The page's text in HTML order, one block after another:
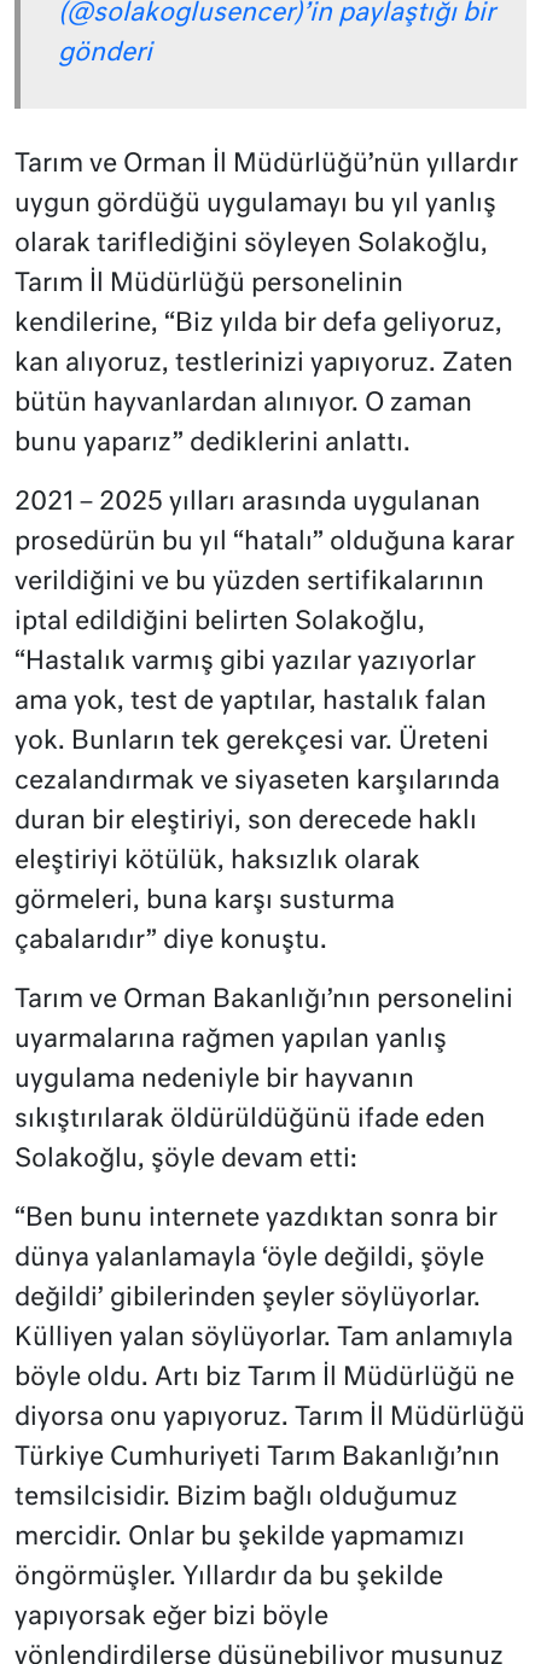
(@solakoglusencer)’in paylaştığı bir
gönderi
Tarım ve Orman İl Müdürlüğü’nün yıllardır
uygun gördüğü uygulamayı bu yıl yanlış
olarak tariflediğini söyleyen Solakoğlu,
Tarım İl Müdürlüğü personelinin
kendilerine, “Biz yılda bir defa geliyoruz,
kan alıyoruz, testlerinizi yapıyoruz. Zaten
bütün hayvanlardan alınıyor. O zaman
bunu yaparız” dediklerini anlattı.
2021 – 2025 yılları arasında uygulanan
prosedürün bu yıl “hatalı” olduğuna karar
verildiğini ve bu yüzden sertifikalarının
iptal edildiğini belirten Solakoğlu,
“Hastalık varmış gibi yazılar yazıyorlar
ama yok, test de yaptılar, hastalık falan
yok. Bunların tek gerekçesi var. Üreteni
cezalandırmak ve siyaseten karşılarında
duran bir eleştiriyi, son derecede haklı
eleştiriyi kötülük, haksızlık olarak
görmeleri, buna karşı susturma
çabalarıdır” diye konuştu.
Tarım ve Orman Bakanlığı’nın personelini
uyarmalarına rağmen yapılan yanlış
uygulama nedeniyle bir hayvanın
sıkıştırılarak öldürüldüğünü ifade eden
Solakoğlu, şöyle devam etti:
“Ben bunu internete yazdıktan sonra bir
dünya yalanlamayla ‘öyle değildi, şöyle
değildi’ gibilerinden şeyler söylüyorlar.
Külliyen yalan söylüyorlar. Tam anlamıyla
böyle oldu. Artı biz Tarım İl Müdürlüğü ne
diyorsa onu yapıyoruz. Tarım İl Müdürlüğü
Türkiye Cumhuriyeti Tarım Bakanlığı’nın
temsilcisidir. Bizim bağlı olduğumuz
mercidir. Onlar bu şekilde yapmamızı
öngörmüşler. Yıllardır da bu şekilde
yapıyorsak eğer bizi böyle
yönlendirdilerse düşünebiliyor musunuz